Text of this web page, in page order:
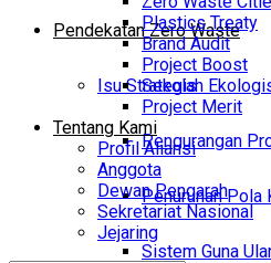
Pendekatan Zero Waste
Isu Strategis
Pengurangan
Penurunan
Sistem Guna
Plastics Treaty
Brand Audit
Project Boost
Sekolah
Project Merit
Tentang Kami
Profil Aliansi
Anggota
Dewan Pengarah
Sekretariat Nasional
Jejaring